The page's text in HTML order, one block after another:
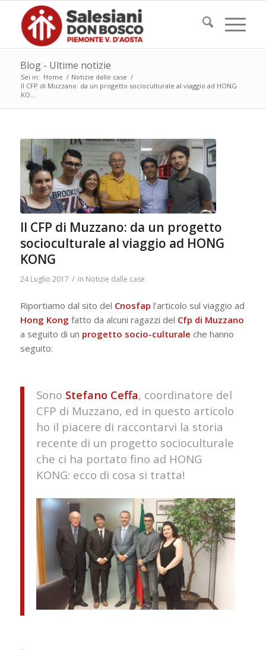
Blog - Ultime notizie
Sei in: Home / Notizie dalle case /
Il CFP di Muzzano: da un progetto socioculturale al viaggio ad HONG
KO...
Il CFP di Muzzano: da un progetto
socioculturale al viaggio ad HONG
KONG
24 Luglio 2017 / in Notizie dalle case
Riportiamo dal sito del Cnosfap l’articolo sul viaggio ad
Hong Kong fatto da alcuni ragazzi del Cfp di Muzzano
a seguito di un progetto socio-culturale che hanno
seguito:
Sono Stefano Ceffa, coordinatore del
CFP di Muzzano, ed in questo articolo
ho il piacere di raccontarvi la storia
recente di un progetto socioculturale
che ci ha portato fino ad HONG
KONG: ecco di cosa si tratta!